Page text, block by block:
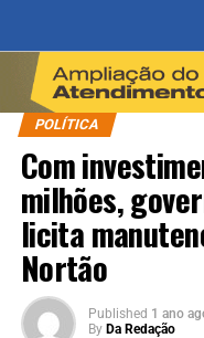
POLÍTICA
Com
milhões,
licita
Nortão
Published 1 ano
By Da Redação